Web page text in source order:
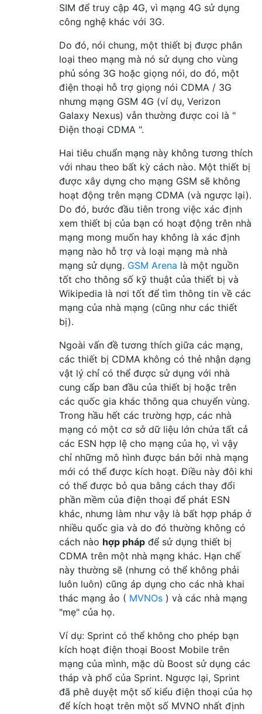
SIM để truy cập 4G, vì mạng 4G sử dụng
công nghệ khác với 3G.
Do đó, nói chung, một thiết bị được phân
loại theo mạng mà nó sử dụng cho vùng
phủ sóng 3G hoặc giọng nói, do đó, một
điện thoại hỗ trợ giọng nói CDMA / 3G
nhưng mạng GSM 4G (ví dụ, Verizon
Galaxy Nexus) vẫn thường được coi là "
Điện thoại CDMA ".
Hai tiêu chuẩn mạng này không tương thích
với nhau theo bất kỳ cách nào. Một thiết bị
được xây dựng cho mạng GSM sẽ không
hoạt động trên mạng CDMA (và ngược lại).
Do đó, bước đầu tiên trong việc xác định
xem thiết bị của bạn có hoạt động trên nhà
mạng mong muốn hay không là xác định
mạng nào hỗ trợ và loại mạng mà nhà
mạng sử dụng. GSM Arena là một nguồn
tốt cho thông số kỹ thuật của thiết bị và
Wikipedia là nơi tốt để tìm thông tin về các
mạng của nhà mạng (cũng như các thiết
bị).
Ngoài vấn đề tương thích giữa các mạng,
các thiết bị CDMA không có thẻ nhận dạng
vật lý chỉ có thể được sử dụng với nhà
cung cấp ban đầu của thiết bị hoặc trên
các quốc gia khác thông qua chuyển vùng.
Trong hầu hết các trường hợp, các nhà
mạng có một cơ sở dữ liệu lớn chứa tất cả
các ESN hợp lệ cho mạng của họ, vì vậy
chỉ những mô hình được bán bởi nhà mạng
mới có thể được kích hoạt. Điều này đôi khi
có thể được bỏ qua bằng cách thay đổi
phần mềm của điện thoại để phát ESN
khác, nhưng làm như vậy là bất hợp pháp ở
nhiều quốc gia và do đó thường không có
cách nào hợp pháp để sử dụng thiết bị
CDMA trên một nhà mạng khác. Hạn chế
này thường sẽ (nhưng có thể không phải
luôn luôn) cũng áp dụng cho các nhà khai
thác mạng ảo ( MVNOs ) và các nhà mạng
"mẹ" của họ.
Ví dụ: Sprint có thể không cho phép bạn
kích hoạt điện thoại Boost Mobile trên
mạng của mình, mặc dù Boost sử dụng các
tháp và phổ của Sprint. Ngược lại, Sprint
đã phê duyệt một số kiểu điện thoại của họ
để kích hoạt trên một số MVNO nhất định